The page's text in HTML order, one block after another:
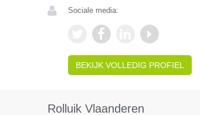
Sociale media:
BEKIJK VOLLEDIG PROFIEL
Rolluik Vlaanderen